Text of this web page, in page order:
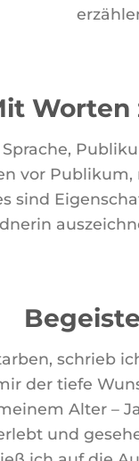
Worten
Sprache,
vor
sind
schrieb
der tiefe
Alter –
und